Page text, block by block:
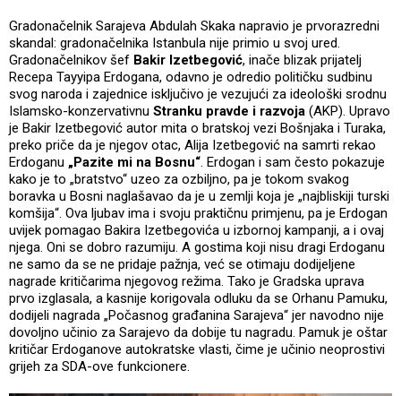
Gradonačelnik Sarajeva Abdulah Skaka napravio je prvorazredni
skandal: gradonačelnika Istanbula nije primio u svoj ured.
Gradonačelnikov šef Bakir Izetbegović, inače blizak prijatelj
Recepa Tayyipa Erdogana, odavno je odredio političku sudbinu
svog naroda i zajednice isključivo je vezujući za ideološki srodnu
Islamsko-konzervativnu Stranku pravde i razvoja (AKP). Upravo
je Bakir Izetbegović autor mita o bratskoj vezi Bošnjaka i Turaka,
preko priče da je njegov otac, Alija Izetbegović na samrti rekao
Erdoganu „Pazite mi na Bosnu“. Erdogan i sam često pokazuje
kako je to „bratstvo“ uzeo za ozbiljno, pa je tokom svakog
boravka u Bosni naglašavao da je u zemlji koja je „najbliskiji turski
komšija“. Ova ljubav ima i svoju praktičnu primjenu, pa je Erdogan
uvijek pomagao Bakira Izetbegovića u izbornoj kampanji, a i ovaj
njega. Oni se dobro razumiju. A gostima koji nisu dragi Erdoganu
ne samo da se ne pridaje pažnja, već se otimaju dodijeljene
nagrade kritičarima njegovog režima. Tako je Gradska uprava
prvo izglasala, a kasnije korigovala odluku da se Orhanu Pamuku,
dodijeli nagrada „Počasnog građanina Sarajeva“ jer navodno nije
dovoljno učinio za Sarajevo da dobije tu nagradu. Pamuk je oštar
kritičar Erdoganove autokratske vlasti, čime je učinio neoprostivi
grijeh za SDA-ove funkcionere.